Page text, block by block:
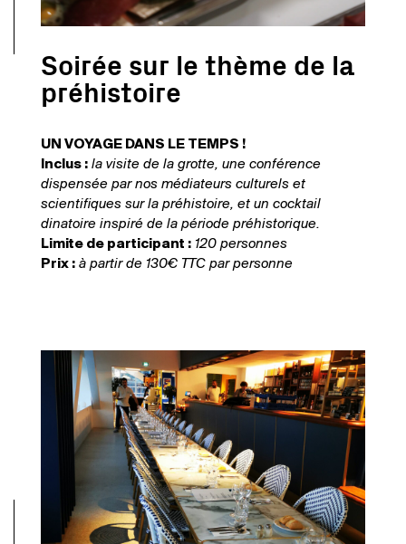
Soirée sur le thème de la
préhistoire
UN VOYAGE DANS LE TEMPS !
Inclus : la visite de la grotte, une conférence
dispensée par nos médiateurs culturels et
scientifiques sur la préhistoire, et un cocktail
dinatoire inspiré de la période préhistorique.
Limite de participant : 120 personnes
Prix : à partir de 130€ TTC par personne